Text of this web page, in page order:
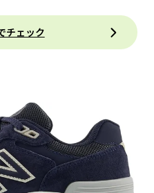
ェック